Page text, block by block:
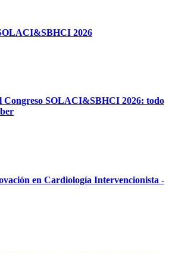
2026
Congreso SOLACI&SBHCI 2026: todo
en Cardiología Intervencionista -